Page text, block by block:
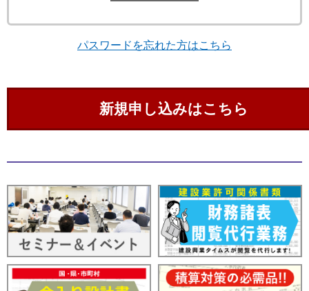
パスワードを忘れた方はこちら
新規申し込みはこちら